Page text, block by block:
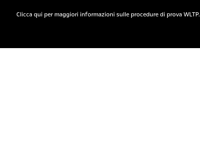
Clicca qui per maggiori informazioni sulle procedure di prova WLTP.